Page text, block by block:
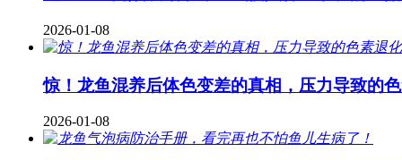
2026-01-08
惊！龙鱼混养后体色变差的真相，压力导致的色
2026-01-08